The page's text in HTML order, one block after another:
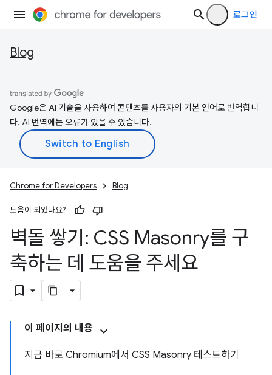
로그인
Blog
Google은 AI 기술을 사용하여 콘텐츠를 사용자의 기본 언어로 번역합니
다. AI 번역에는 오류가 있을 수 있습니다.
Chrome for Developers Blog
도움이 되었나요?
벽돌 쌓기: CSS Masonry를 구
축하는 데 도움을 주세요
이 페이지의 내용
지금 바로 Chromium에서 CSS Masonry 테스트하기